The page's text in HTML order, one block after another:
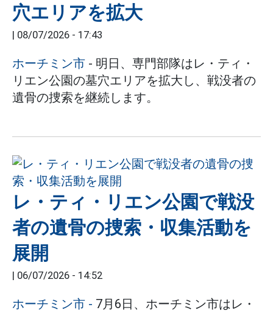
穴エリアを拡大
| 08/07/2026 - 17:43
ホーチミン市 - 明日、専門部隊はレ・ティ・
リエン公園の墓穴エリアを拡大し、戦没者の
遺骨の捜索を継続します。
レ・ティ・リエン公園で戦没
者の遺骨の捜索・収集活動を
展開
| 06/07/2026 - 14:52
ホーチミン市 - 7月6日、ホーチミン市はレ・